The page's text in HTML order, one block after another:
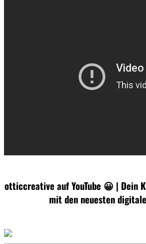
otticcreative auf YouTube 😀 | Dein
mit den neuesten